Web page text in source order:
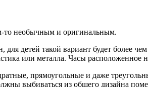
то необычным и оригинальным.
для детей такой вариант будет более
или металла. Часы
прямоугольные и даже
выбиваться из общего дизайна